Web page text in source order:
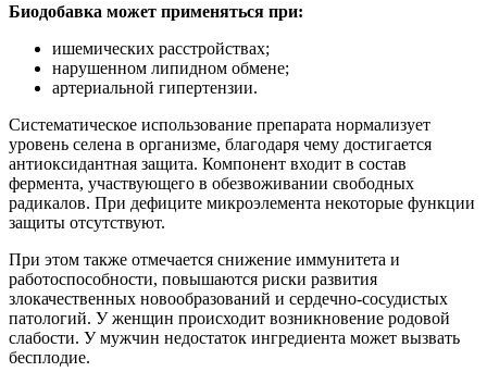
Биодобавка может применяться при:
ишемических расстройствах;
нарушенном липидном обмене;
артериальной гипертензии.
Систематическое использование препарата нормализует
уровень селена в организме, благодаря чему достигается
антиоксидантная защита. Компонент входит в состав
фермента, участвующего в обезвоживании свободных
радикалов. При дефиците микроэлемента некоторые функции
защиты отсутствуют.
При этом также отмечается снижение иммунитета и
работоспособности, повышаются риски развития
злокачественных новообразований и сердечно-сосудистых
патологий. У женщин происходит возникновение родовой
слабости. У мужчин недостаток ингредиента может вызвать
бесплодие.